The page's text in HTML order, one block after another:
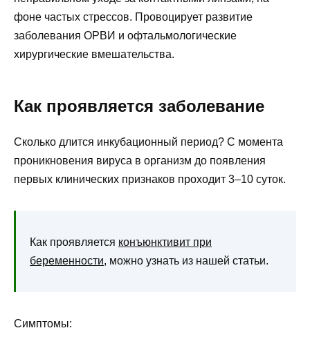
фоне частых стрессов. Провоцирует развитие
заболевания ОРВИ и офтальмологические
хирургические вмешательства.
Как проявляется заболевание
Сколько длится инкубационный период? С момента
проникновения вируса в организм до появления
первых клинических признаков проходит 3–10 суток.
Как проявляется конъюнктивит при
беременности, можно узнать из нашей статьи.
Симптомы: